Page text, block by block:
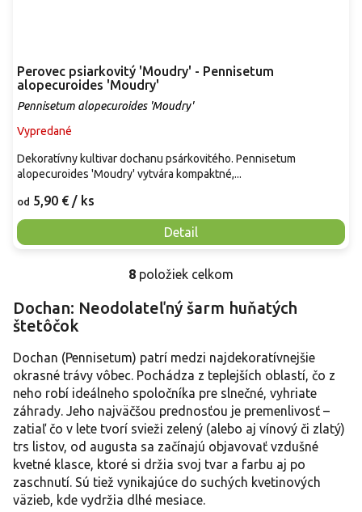
Perovec psiarkovitý 'Moudry' - Pennisetum
alopecuroides 'Moudry'
Pennisetum alopecuroides 'Moudry'
Vypredané
od 5,90 € / ks
Detail
Dekoratívny kultivar dochanu psárkovitého. Pennisetum
alopecuroides 'Moudry' vytvára kompaktné,...
O
l
a
c
i
e
p
r
v
k
y
v
8 položiek celkom
Dochan: Neodolateľný šarm huňatých
štetôčok
Dochan (Pennisetum) patrí medzi najdekoratívnejšie
okrasné trávy vôbec. Pochádza z teplejších oblastí, čo z
neho robí ideálneho spoločníka pre slnečné, vyhriate
záhrady. Jeho najväčšou prednosťou je premenlivosť –
zatiaľ čo v lete tvorí svieži zelený (alebo aj vínový či zlatý)
trs listov, od augusta sa začínajú objavovať vzdušné
kvetné klasce, ktoré si držia svoj tvar a farbu aj po
zaschnutí. Sú tiež vynikajúce do suchých kvetinových
väzieb, kde vydržia dlhé mesiace.